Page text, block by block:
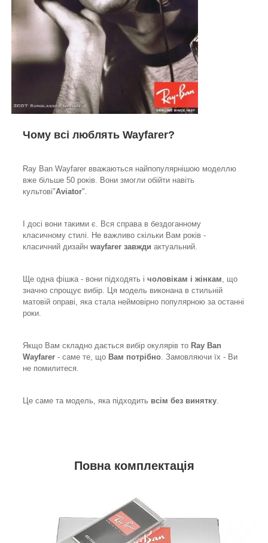
Чому всі люблять Wayfarer?
Ray Ban Wayfarer вважаються найпопулярнішою моделлю
вже більше 50 років. Вони змогли обійти навіть
культові"Aviator".
І досі вони такими є. Вся справа в бездоганному
класичному стилі. Не важливо скільки Вам років -
класичний дизайн wayfarer завжди актуальний.
Ще одна фішка - вони підходять і чоловікам і жінкам, що
значно спрощує вибір. Ця модель виконана в стильній
матовій оправі, яка стала неймовірно популярною за останні
роки.
Якщо Вам складно дається вибір окулярів то Ray Ban
Wayfarer - саме те, що Вам потрібно. Замовляючи їх - Ви
не помилитеся.
Це саме та модель, яка підходить всім без винятку.
Повна комплектація